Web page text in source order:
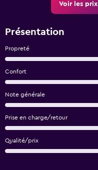
Voir les prix
Présentation
Propreté
Confort
Note générale
Prise en charge/retour
Qualité/prix